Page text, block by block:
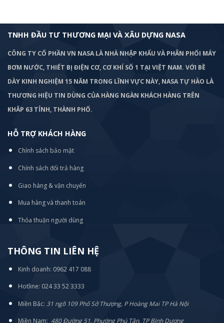
TNHH ĐẦU TƯ THƯƠNG MẠI VÀ XÂU DỰNG NASA
CÔNG TY CỔ PHẦN VN NASA LÀ NHÀ NHẬP KHẨU VÀ PHÂN PHỐI MÁY
BƠM NƯỚC, THIẾT BỊ ĐIỆN CƠ, CƠ KHÍ SỐ 1 TẠI VIỆT NAM. VỚI BỀ
DÀY KINH NGHIỆM 15 NĂM TRONG LĨNH VỰC NÀY, NASA TỰ HÀO LÀ
THƯƠNG HIỆU TIN DÙNG CỦA HÀNG NGÀN KHÁCH HÀNG TRÊN
KHẮP 63 TỈNH, THÀNH PHỐ.
HỖ TRỢ KHÁCH HÀNG
Chính sách bảo mật
Chính sách đổi trả hàng
Giao hàng & vận chuyển
Mua hàng và thanh toán
Thỏa thuận người dùng
THÔNG TIN LIÊN HỆ
Kinh doanh: 0962 417 088
Hotline: 024 33 52 3333
Miền Bắc: 31 ngõ 109 Phố Sở Thượng, P Hoàng Mai TP Hà Nội
Miền Nam: 480 Đường 51, Phường Phú Tân, TP Bình Dương